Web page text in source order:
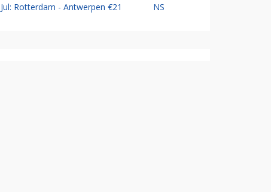
Jul: Rotterdam - Antwerpen €21 NS